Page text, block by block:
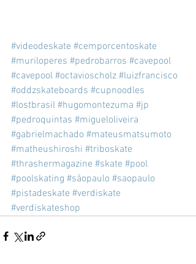
#videodeskate #cemporcentoskate
#muriloperes #pedrobarros #cavepool
#cavepool #octavioscholz #luizfrancisco
#oddzskateboards #cupnoodles
#lostbrasil #hugomontezuma #jp
#pedroquintas #migueloliveira
#gabrielmachado #mateusmatsumoto
#matheushiroshi #triboskate
#thrashermagazine #skate #pool
#poolskating #sãopaulo #saopaulo
#pistadeskate #verdiskate
#verdiskateshop